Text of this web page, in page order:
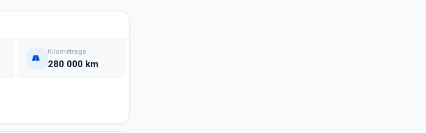
Kilométrage
280 000 km